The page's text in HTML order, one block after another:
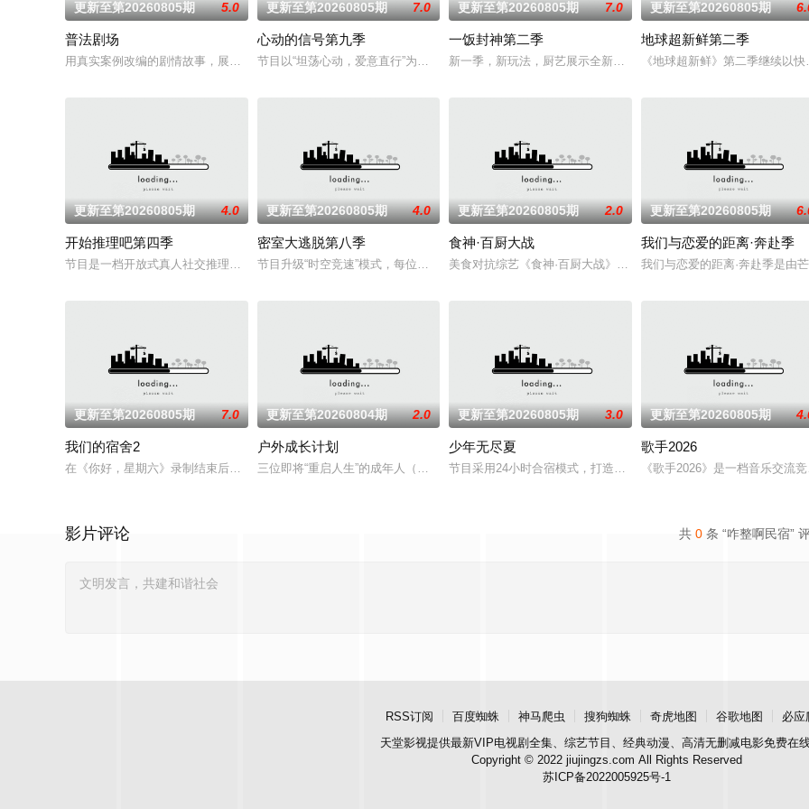
更新至第20260805期 5.0
普法剧场
用真实案例改编的剧情故事，展现人间百态和社会面貌。普及法律知识，探讨社会现象，聚焦百姓生活
更新至第20260805期 7.0
心动的信号第九季
节目以“坦荡心动，爱意直行”为核心主题，聚焦真诚直白的新式恋爱，告别无效拉扯，走进心动小屋
更新至第20260805期 7.0
一饭封神第二季
新一季，新玩法，厨艺展示全新升级！厨神级的美味将持续上演，每
更新至第20260805期
地球超新鲜第二季
《地球超新鲜》第二季继续以
更新至第20260805期 4.0
开始推理吧第四季
节目是一档开放式真人社交推理游戏综艺。由刘宇宁、金靖、张凌赫、丁程鑫、周柯宇组成的玩家团将
更新至第20260805期 4.0
密室大逃脱第八季
节目升级“时空竞速”模式，每位成员携带有限生存能量，时间分秒流逝，能量持续告急。他们需要突
更新至第20260805期 2.0
食神·百厨大战
美食对抗综艺《食神·百厨大战》是浙江卫视与优酷联合打造的星素厨
更新至第20260805期
我们与恋爱的距离·奔赴季
我们与恋爱的距离·奔赴季是由
更新至第20260805期 7.0
我们的宿舍2
在《你好，星期六》录制结束后，何老师带领在长沙的老友和新朋相聚，一起下班来到我们的宿舍，共
更新至第20260804期 2.0
户外成长计划
三位即将“重启人生”的成年人（明星嘉宾）与三组自带“顶级原生系统”的户外生活达人家庭盲选配
更新至第20260805期 3.0
少年无尽夏
节目采用24小时合宿模式，打造内娱首个新人演员成长训练营，优胜
更新至第20260805期
歌手2026
《歌手2026》是一档音乐交流
共 0 条 “咋整啊民宿”
影片评论
RSS订阅 百度蜘蛛 神马爬虫 搜狗蜘蛛 奇虎地图 谷歌地图
必应
天堂影视提供最新VIP电视剧全集、综艺节目、经典动漫、高清无删减电影免费在
Copyright © 2022 jiujingzs.com All Rights Reserved
苏ICP备2022005925号-1